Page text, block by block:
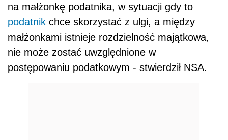
na małżonkę podatnika, w sytuacji gdy to
podatnik chce skorzystać z ulgi, a między
małżonkami istnieje rozdzielność majątkowa,
nie może zostać uwzględnione w
postępowaniu podatkowym - stwierdził NSA.